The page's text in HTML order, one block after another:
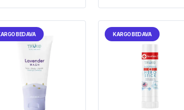
BEDAVA KARGO BEDAVA